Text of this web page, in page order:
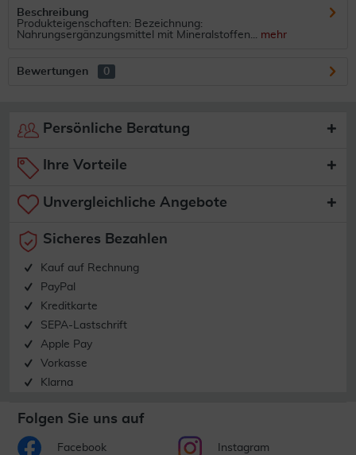
Beschreibung
Produkteigenschaften: Bezeichnung:
Nahrungsergänzungsmittel mit Mineralstoffen... mehr
Bewertungen 0
Persönliche Beratung
Ihre Vorteile
Unvergleichliche Angebote
Sicheres Bezahlen
Kauf auf Rechnung
PayPal
Kreditkarte
SEPA-Lastschrift
Apple Pay
Vorkasse
Klarna
Folgen Sie uns auf
Facebook Instagram